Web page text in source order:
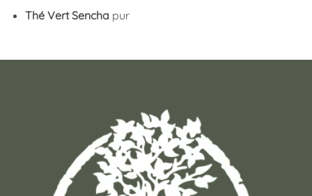
Thé Vert Sencha pur